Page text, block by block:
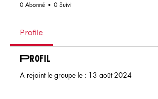
0 Abonné 0 Suivi
Profile
Profil
A rejoint le groupe le : 13 août 2024